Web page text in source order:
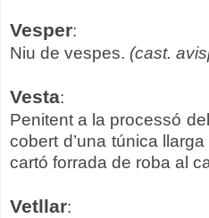
Vesper:
Niu de vespes. (cast.
Vesta:
Penitent a la processó
cobert d’una túnica
cartó forrada de roba al
Vetllar: